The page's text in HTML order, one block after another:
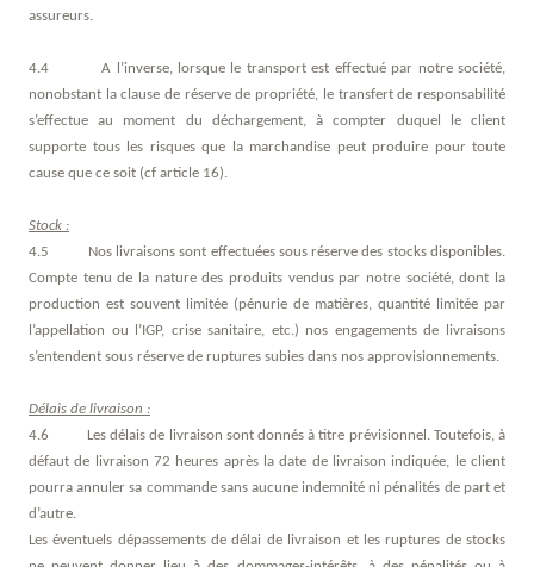
assureurs.
4.4 A l’inverse, lorsque le transport est effectué par notre société,
nonobstant la clause de réserve de propriété, le transfert de responsabilité
s’effectue au moment du déchargement, à compter duquel le client
supporte tous les risques que la marchandise peut produire pour toute
cause que ce soit (cf article 16).
Stock :
4.5 Nos livraisons sont effectuées sous réserve des stocks disponibles.
Compte tenu de la nature des produits vendus par notre société, dont la
production est souvent limitée (pénurie de matières, quantité limitée par
l’appellation ou l’IGP, crise sanitaire, etc.) nos engagements de livraisons
s’entendent sous réserve de ruptures subies dans nos approvisionnements.
Délais de livraison :
4.6 Les délais de livraison sont donnés à titre prévisionnel. Toutefois, à
défaut de livraison 72 heures après la date de livraison indiquée, le client
pourra annuler sa commande sans aucune indemnité ni pénalités de part et
d’autre.
Les éventuels dépassements de délai de livraison et les ruptures de stocks